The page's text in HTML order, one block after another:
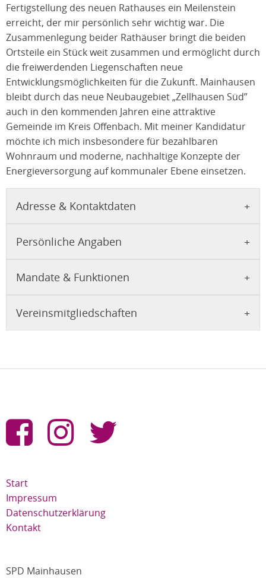
Fertigstellung des neuen Rathauses ein Meilenstein
erreicht, der mir persönlich sehr wichtig war. Die
Zusammenlegung beider Rathäuser bringt die beiden
Ortsteile ein Stück weit zusammen und ermöglicht durch
die freiwerdenden Liegenschaften neue
Entwicklungsmöglichkeiten für die Zukunft. Mainhausen
bleibt durch das neue Neubaugebiet „Zellhausen Süd”
auch in den kommenden Jahren eine attraktive
Gemeinde im Kreis Offenbach. Mit meiner Kandidatur
möchte ich mich insbesondere für bezahlbaren
Wohnraum und moderne, nachhaltige Konzepte der
Energieversorgung auf kommunaler Ebene einsetzen.
Adresse & Kontaktdaten
Persönliche Angaben
Mandate & Funktionen
Vereinsmitgliedschaften
Start
Impressum
Datenschutzerklärung
Kontakt
SPD Mainhausen